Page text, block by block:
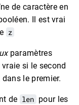
de caractère en
Il est vrai
z
paramètres
vraie si le second
le premier.
de len pour les